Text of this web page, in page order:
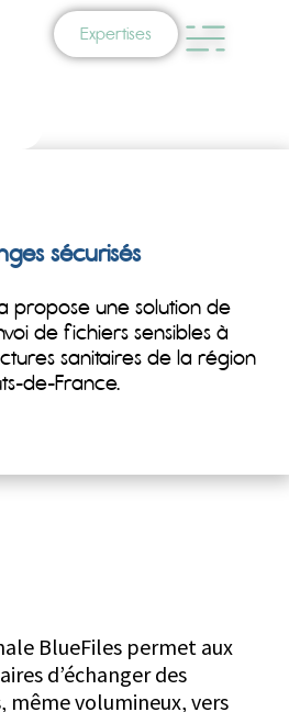
Expertises
sécurisés
propose une solution de
de fichiers sensibles à
sanitaires de la région
de-France.
BlueFiles permet aux
d’échanger des
même volumineux, vers